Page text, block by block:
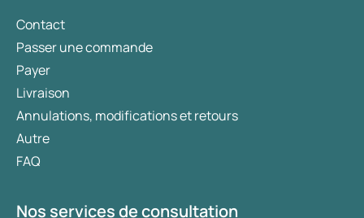
Contact
Passer une commande
Payer
Livraison
Annulations, modifications et retours
Autre
FAQ
Nos services de consultation